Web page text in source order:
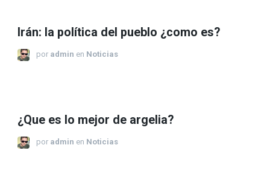
Irán: la política del pueblo ¿como es?
por admin en Noticias
¿Que es lo mejor de argelia?
por admin en Noticias